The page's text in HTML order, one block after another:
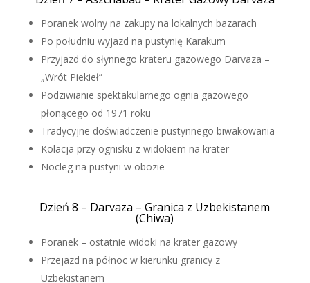
Poranek wolny na zakupy na lokalnych bazarach
Po południu wyjazd na pustynię Karakum
Przyjazd do słynnego krateru gazowego Darvaza –
„Wrót Piekieł”
Podziwianie spektakularnego ognia gazowego
płonącego od 1971 roku
Tradycyjne doświadczenie pustynnego biwakowania
Kolacja przy ognisku z widokiem na krater
Nocleg na pustyni w obozie
Dzień 8 – Darvaza – Granica z Uzbekistanem
(Chiwa)
Poranek – ostatnie widoki na krater gazowy
Przejazd na północ w kierunku granicy z
Uzbekistanem